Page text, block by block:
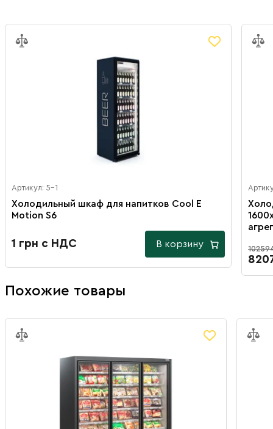
Артикул: 5-1
Холодильный шкаф для напитков Cool E
Motion S6
1 грн с НДС В корзину
Похожие товары